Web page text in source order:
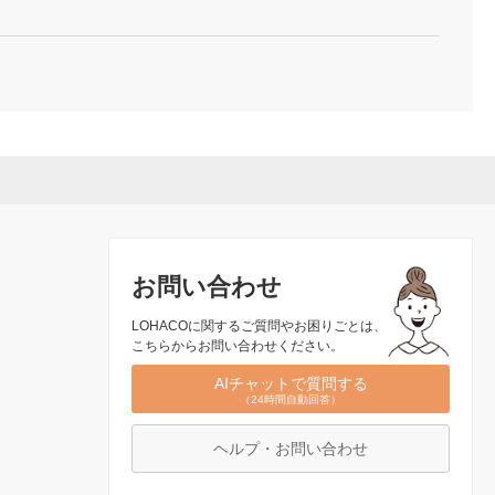
お問い合わせ
LOHACOに関するご質問やお困りごとは、
こちらからお問い合わせください。
AIチャットで質問する
（24時間自動回答）
ヘルプ・お問い合わせ